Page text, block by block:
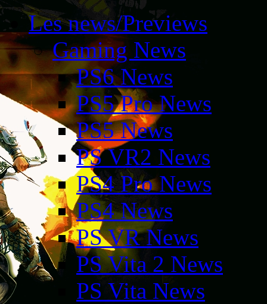
Les news/Previews
Gaming News
PS6 News
PS5 Pro News
PS5 News
PS VR2 News
PS4 Pro News
PS4 News
PS VR News
PS Vita 2 News
PS Vita News